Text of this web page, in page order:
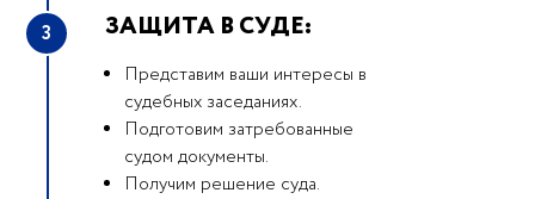
3 ЗАЩИТА В СУДЕ:
Представим ваши интересы в
судебных заседаниях.
Подготовим затребованные
судом документы.
Получим решение суда.